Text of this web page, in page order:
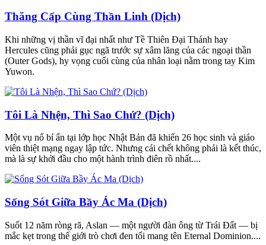
Thăng Cấp Cùng Thần Linh (Dịch)
Khi những vị thần vĩ đại nhất như Tề Thiên Đại Thánh hay
Hercules cũng phải gục ngã trước sự xâm lăng của các ngoại thần
(Outer Gods), hy vọng cuối cùng của nhân loại nằm trong tay Kim
Yuwon.
Tôi Là Nhện, Thì Sao Chứ? (Dịch)
Một vụ nổ bí ẩn tại lớp học Nhật Bản đã khiến 26 học sinh và giáo
viên thiệt mạng ngay lập tức. Nhưng cái chết không phải là kết thúc,
mà là sự khởi đầu cho một hành trình điên rồ nhất....
Sống Sót Giữa Bầy Ác Ma (Dịch)
Suốt 12 năm ròng rã, Aslan — một người đàn ông từ Trái Đất — bị
mắc kẹt trong thế giới trò chơi đen tối mang tên Eternal Dominion....